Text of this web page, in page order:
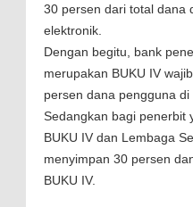
30 persen dari total dana
elektronik.
Dengan begitu, bank
merupakan BUKU IV
persen dana pengguna di
Sedangkan bagi penerbit
BUKU IV dan Lembaga
menyimpan 30 persen
BUKU IV.